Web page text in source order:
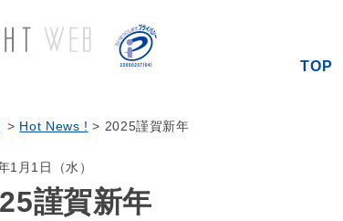
TOP
> Hot News ! > 2025謹賀新年
1月1日（水）
謹賀新年